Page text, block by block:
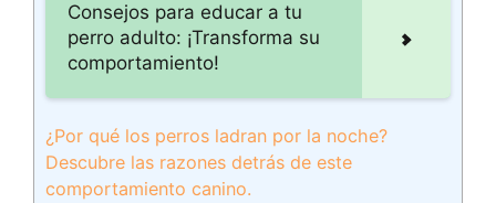
Consejos para educar a tu
perro adulto: ¡Transforma su
comportamiento!
¿Por qué los perros ladran por la noche?
Descubre las razones detrás de este
comportamiento canino.